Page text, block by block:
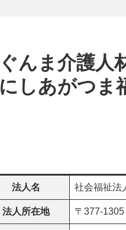
ぐんま介護人
にしあがつま
法人名 社会福祉法
法人所在地 〒377-